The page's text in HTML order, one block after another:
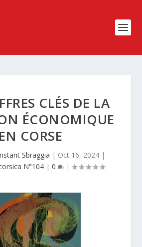
CLÉS DE LA
ÉCONOMIQUE
EN CORSE
Sbraggia | Oct 16, 2024|
N°104 | 0 |